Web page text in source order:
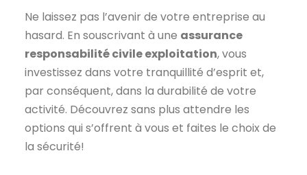
Ne laissez pas l’avenir de votre entreprise au
hasard. En souscrivant à une assurance
responsabilité civile exploitation, vous
investissez dans votre tranquillité d’esprit et,
par conséquent, dans la durabilité de votre
activité. Découvrez sans plus attendre les
options qui s’offrent à vous et faites le choix de
la sécurité!